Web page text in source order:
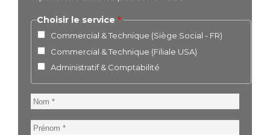
Choisir le service
Commercial & Technique (Siège Social - FR)
Commercial & Technique (Filiale USA)
Administratif & Comptabilité
Nom
Prénom